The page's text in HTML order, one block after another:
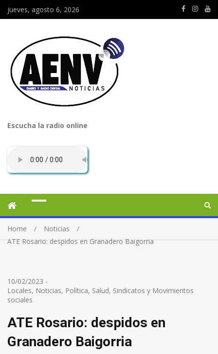
jueves, agosto 6, 2026
Escucha la radio online
Home
Noticias
ATE Rosario: despidos en Granadero Baigorria
10/02/2023 -
Locales, Noticias, Política, Salud, Sindicatos y Movimientos
sociales
ATE Rosario: despidos en
Granadero Baigorria